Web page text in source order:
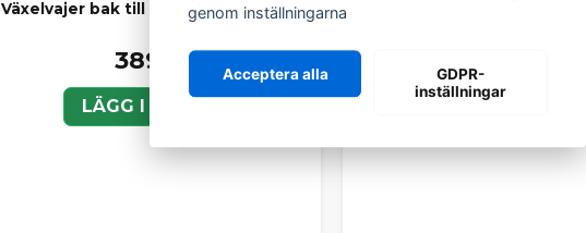
Växelvajer bak till Microcar och Ligier
389 kr
LÄGG I KORGEN
399 kr
genom inställningarna
Acceptera alla
GDPR-
inställningar